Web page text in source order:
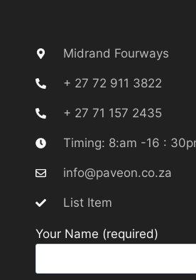
Midrand Fourways
+ 27 72 911 3822
+ 27 71 157 2435
Timing: 8:am -16 :
info@paveon.co.za
List Item
Your Name (required)